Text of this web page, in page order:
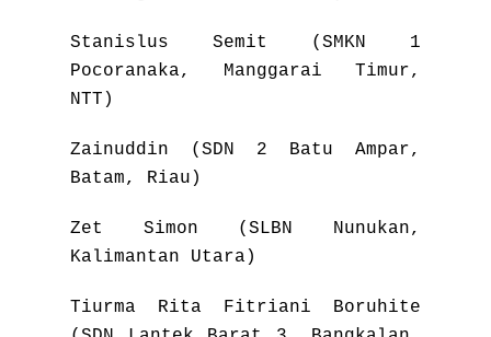
Stanislus Semit (SMKN 1
Pocoranaka, Manggarai Timur,
NTT)
Zainuddin (SDN 2 Batu Ampar,
Batam, Riau)
Zet Simon (SLBN Nunukan,
Kalimantan Utara)
Tiurma Rita Fitriani Boruhite